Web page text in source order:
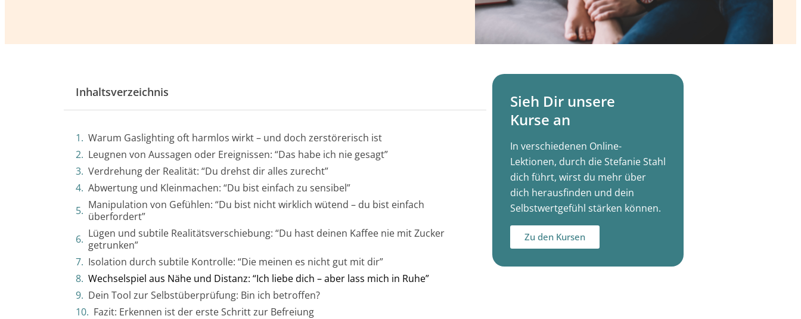
Inhaltsverzeichnis
Warum Gaslighting oft harmlos wirkt – und doch zerstörerisch ist
Leugnen von Aussagen oder Ereignissen: “Das habe ich nie gesagt”
Verdrehung der Realität: “Du drehst dir alles zurecht”
Abwertung und Kleinmachen: “Du bist einfach zu sensibel”
Manipulation von Gefühlen: “Du bist nicht wirklich wütend – du bist einfach
überfordert”
Lügen und subtile Realitätsverschiebung: “Du hast deinen Kaffee nie mit Zucker
getrunken”
Isolation durch subtile Kontrolle: “Die meinen es nicht gut mit dir”
Wechselspiel aus Nähe und Distanz: “Ich liebe dich – aber lass mich in Ruhe”
Dein Tool zur Selbstüberprüfung: Bin ich betroffen?
Fazit: Erkennen ist der erste Schritt zur Befreiung
Sieh Dir unsere
Kurse an
In verschiedenen Online-
Lektionen, durch die Stefanie Stahl
dich führt, wirst du mehr über
dich herausfinden und dein
Selbstwertgefühl stärken können.
Zu den Kursen